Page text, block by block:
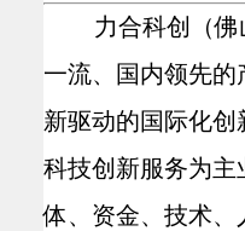
力合科创（佛
一流、国内领先的
新驱动的国际化
科技创新服务为主
体、资金、技术